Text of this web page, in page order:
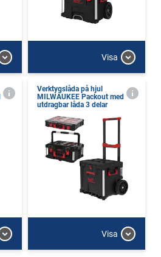
Visa
Verktygslåda på hjul
MILWAUKEE Packout med
utdragbar låda 3 delar
Visa